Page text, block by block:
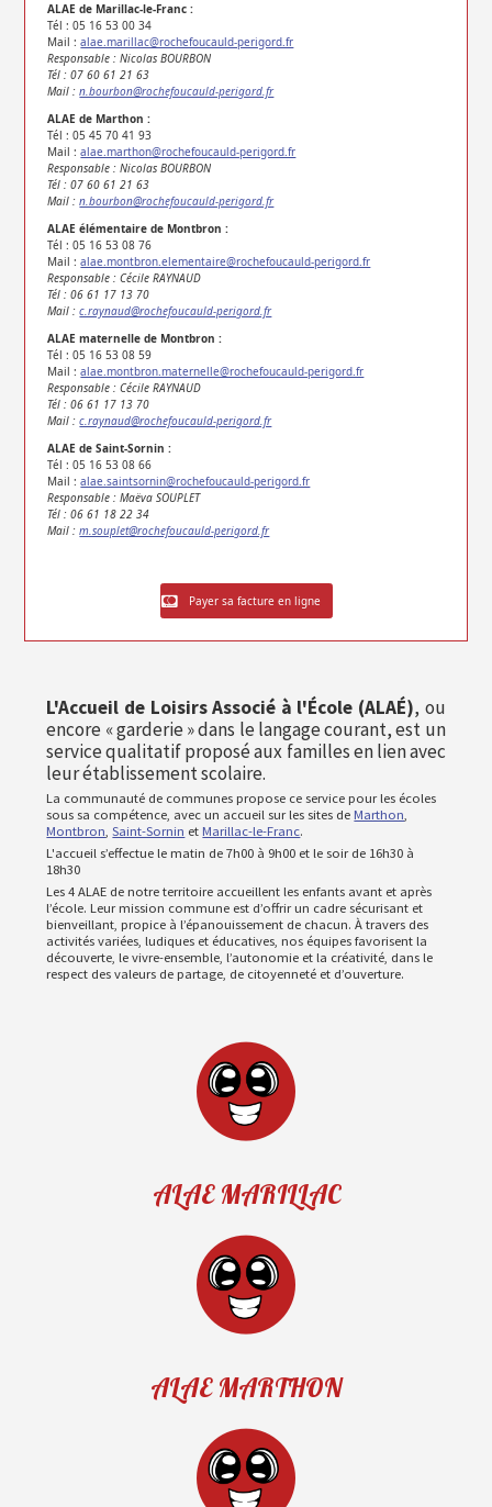
ALAE de Marillac-le-Franc :
Tél : 05 16 53 00 34
Mail :alae.marillac@rochefoucauld-perigord.fr
Responsable : Nicolas BOURBON
Tél : 07 60 61 21 63
Mail :n.bourbon@rochefoucauld-perigord.fr
ALAE de Marthon :
Tél : 05 45 70 41 93
Mail :alae.marthon@rochefoucauld-perigord.fr
Responsable : Nicolas BOURBON
Tél : 07 60 61 21 63
Mail :n.bourbon@rochefoucauld-perigord.fr
ALAE élémentaire de Montbron :
Tél : 05 16 53 08 76
Mail :alae.montbron.elementaire@rochefoucauld-perigord.fr
Responsable : Cécile RAYNAUD
Tél : 06 61 17 13 70
Mail :c.raynaud@rochefoucauld-perigord.fr
ALAE maternelle de Montbron :
Tél : 05 16 53 08 59
Mail :alae.montbron.maternelle@rochefoucauld-perigord.fr
Responsable : Cécile RAYNAUD
Tél : 06 61 17 13 70
Mail :c.raynaud@rochefoucauld-perigord.fr
ALAE de Saint-Sornin :
Tél : 05 16 53 08 66
Mail :alae.saintsornin@rochefoucauld-perigord.fr
Responsable : Maëva SOUPLET
Tél : 06 61 18 22 34
Mail :m.souplet@rochefoucauld-perigord.fr
Payer sa facture en ligne
L'Accueil de Loisirs Associé à l'École (ALAÉ), ou
encore « garderie » dans le langage courant, est un
service qualitatif proposé aux familles en lien avec
leur établissement scolaire.
La communauté de communes propose ce service pour les écoles
sous sa compétence, avec un accueil sur les sites de Marthon,
Montbron,Saint-Sornin et Marillac-le-Franc.
L'accueil s’effectue le matin de 7h00 à 9h00 et le soir de 16h30 à
18h30
Les 4 ALAE de notre territoire accueillent les enfants avant et après
l’école. Leur mission commune est d’offrir un cadre sécurisant et
bienveillant, propice à l’épanouissement de chacun. À travers des
activités variées, ludiques et éducatives, nos équipes favorisent la
découverte, le vivre-ensemble, l’autonomie et la créativité, dans le
respect des valeurs de partage, de citoyenneté et d’ouverture.
ALAE MARILLAC
ALAE MARTHON